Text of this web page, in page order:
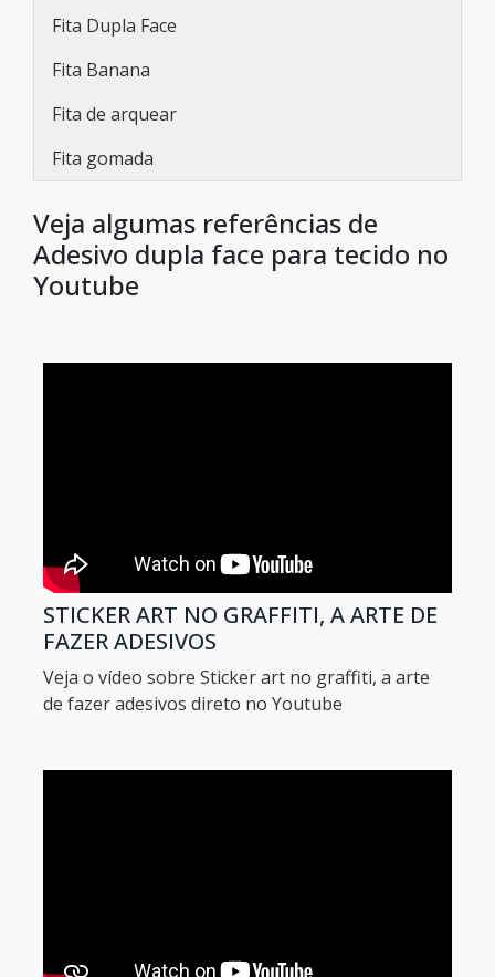
Fita Dupla Face
Fita Banana
Fita de arquear
Fita gomada
Veja algumas referências de
Adesivo dupla face para tecido no
Youtube
STICKER ART NO GRAFFITI, A ARTE DE
FAZER ADESIVOS
Veja o vídeo sobre Sticker art no graffiti, a arte
de fazer adesivos direto no Youtube